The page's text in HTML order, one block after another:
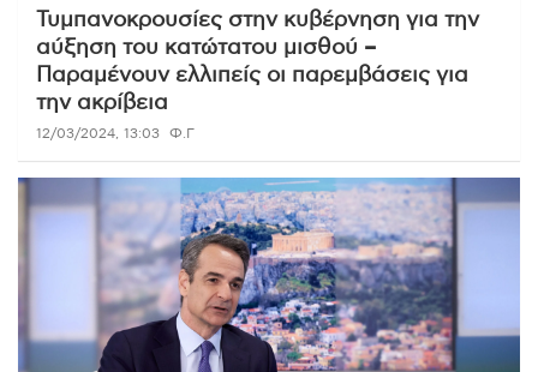
Τυμπανοκρουσίες στην κυβέρνηση για την
αύξηση του κατώτατου μισθού –
Παραμένουν ελλιπείς οι παρεμβάσεις για
την ακρίβεια
12/03/2024, 13:03 Φ.Γ